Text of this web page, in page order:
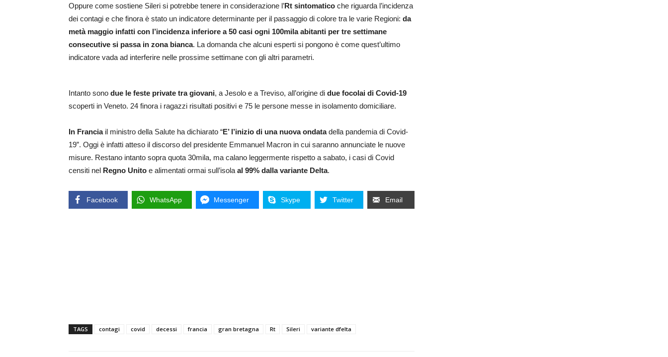
Oppure come sostiene Sileri si potrebbe tenere in considerazione l’Rt sintomatico che riguarda l’incidenza
dei contagi e che finora è stato un indicatore determinante per il passaggio di colore tra le varie Regioni: da
metà maggio infatti con l’incidenza inferiore a 50 casi ogni 100mila abitanti per tre settimane
consecutive si passa in zona bianca. La domanda che alcuni esperti si pongono è come quest’ultimo
indicatore vada ad interferire nelle prossime settimane con gli altri parametri.
Intanto sono due le feste private tra giovani, a Jesolo e a Treviso, all’origine di due focolai di Covid-19
scoperti in Veneto. 24 finora i ragazzi risultati positivi e 75 le persone messe in isolamento domiciliare.
In Franciail ministro della Salute ha dichiarato “E’ l’inizio di una nuova ondatadella pandemia di Covid-
19”. Oggi è infatti atteso il discorso del presidente Emmanuel Macron in cui saranno annunciate le nuove
misure. Restano intanto sopra quota 30mila, ma calano leggermente rispetto a sabato, i casi di Covid
censiti nel Regno Unito e alimentati ormai sull’isola al 99% dalla variante Delta.
Facebook WhatsApp Messenger Skype Twitter Email
TAGS contagi covid decessi francia gran bretagna Rt Sileri variante dfelta